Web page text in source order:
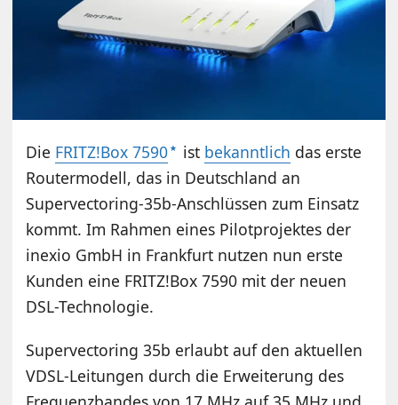
Die FRITZ!Box 7590 ist bekanntlich das erste
Routermodell, das in Deutschland an
Supervectoring-35b-Anschlüssen zum Einsatz
kommt. Im Rahmen eines Pilotprojektes der
inexio GmbH in Frankfurt nutzen nun erste
Kunden eine FRITZ!Box 7590 mit der neuen
DSL-Technologie.
Supervectoring 35b erlaubt auf den aktuellen
VDSL-Leitungen durch die Erweiterung des